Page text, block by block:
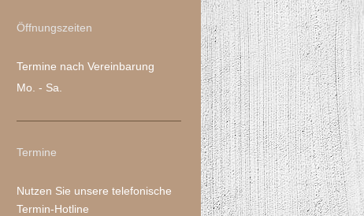
Öffnungszeiten
Termine nach Vereinbarung
Mo. - Sa.
Termine
Nutzen Sie unsere telefonische
Termin-Hotline